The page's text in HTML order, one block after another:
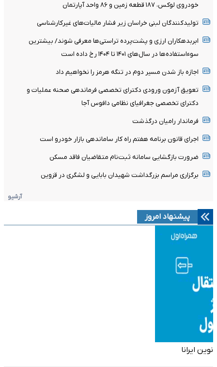
خودروی لوکس، ۱۸۷ قطعه زمین و ۸۶ واحد آپارتمان
تولیدکنندگان لبنی خراسان زیر فشار مالیات‌های غیرکارشناسی
ابربدهکاران ارزی و پشت‌پرده تراستی‌ها معرفی شوند/ بیشترین
سوءاستفاده‌ها در سال‌های ۱۴۰۱ تا ۱۴۰۴ رخ داده است
اجازه باز شدن مسیر دوم در تنگه هرمز را نخواهیم داد
تعویق آزمون ورودی دکترای تخصصی فرماندهی صحنه عملیات و
دکترای تخصصی جغرافیای نظامی دافوس آجا
فرماندار رامیان درگذشت
اجرای قانون برنامه هفتم راه کار ساماندهی بازار خودرو است
ضرورت بازگشایی سامانه ثبت‌نام متقاضیان فاقد مسکن
برگزاری مراسم بزرگداشت شهیدان بابایی و لشگری در قزوین
آرشیو
پیشنهاد امروز
نوین ایرانا